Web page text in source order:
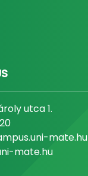
utca 1.
mate.hu
mate.hu